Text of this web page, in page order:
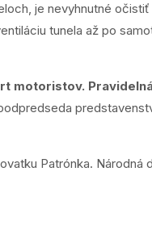
je nevyhnutné
tunela až po
motoristov.
Patrónka. Národná